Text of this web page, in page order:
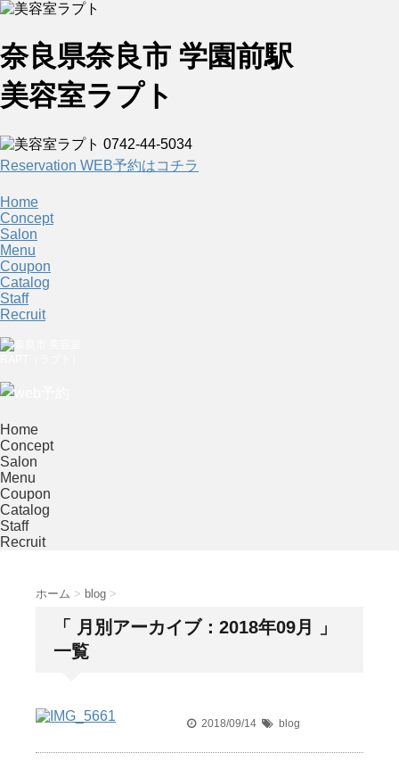
奈良県奈良市 学園前駅
美容室ラプト
Reservation WEB予約はコチラ
Home
Concept
Salon
Menu
Coupon
Catalog
Staff
Recruit
Home
Concept
Salon
Menu
Coupon
Catalog
Staff
Recruit
ホーム > blog >
「 月別アーカイブ：2018年09月 」
一覧
2018/09/14 blog